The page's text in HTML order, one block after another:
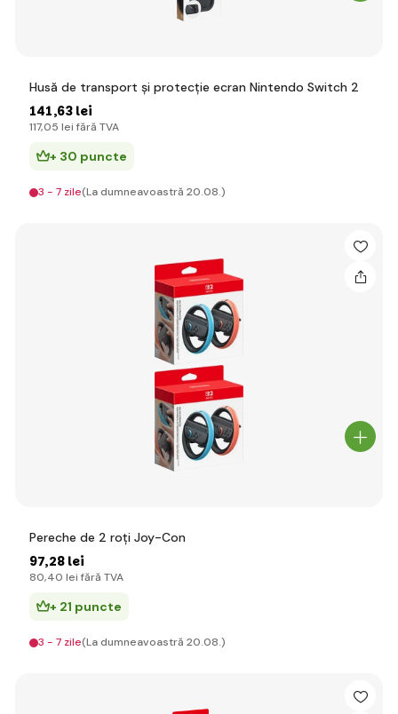
Husă de transport și protecție ecran Nintendo Switch 2
141,63 lei
117,05 lei fără TVA
+ 30 puncte
3 - 7 zile(La dumneavoastră 20.08.)
Pereche de 2 roți Joy-Con
97,28 lei
80,40 lei fără TVA
+ 21 puncte
3 - 7 zile(La dumneavoastră 20.08.)